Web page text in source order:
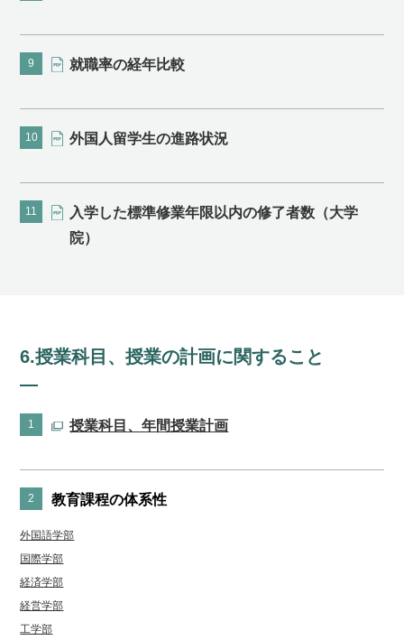
9 就職率の経年比較
10 外国人留学生の進路状況
11
入学した標準修業年限以内の修了者数（大学
院）
6.授業科目、授業の計画に関すること
1 授業科目、年間授業計画
2 教育課程の体系性
外国語学部
国際学部
経済学部
経営学部
工学部